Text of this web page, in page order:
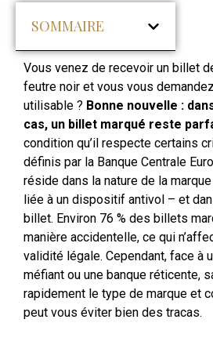
SOMMAIRE
Vous venez de recevoir un billet
feutre noir et vous vous
utilisable ? Bonne nouvelle :
cas, un billet marqué reste
condition qu’il respecte certains
définis par la Banque Centrale
réside dans la nature de la
liée à un dispositif antivol – et
billet. Environ 76 % des billets
manière accidentelle, ce qui
validité légale. Cependant, face à
méfiant ou une banque réticente,
rapidement le type de marque et
peut vous éviter bien des tracas.